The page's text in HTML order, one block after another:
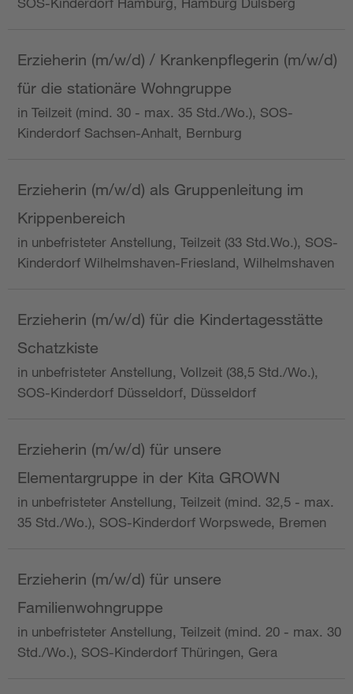
Erzieherin (m/w/d) / Krankenpflegerin (m/w/d)
für die stationäre Wohngruppe
in Teilzeit (mind. 30 - max. 35 Std./Wo.), SOS-
Kinderdorf Sachsen-Anhalt, Bernburg
Erzieherin (m/w/d) als Gruppenleitung im
Krippenbereich
in unbefristeter Anstellung, Teilzeit (33 Std.Wo.), SOS-
Kinderdorf Wilhelmshaven-Friesland, Wilhelmshaven
Erzieherin (m/w/d) für die Kindertagesstätte
Schatzkiste
in unbefristeter Anstellung, Vollzeit (38,5 Std./Wo.),
SOS-Kinderdorf Düsseldorf, Düsseldorf
Erzieherin (m/w/d) für unsere
Elementargruppe in der Kita GROWN
in unbefristeter Anstellung, Teilzeit (mind. 32,5 - max.
35 Std./Wo.), SOS-Kinderdorf Worpswede, Bremen
Erzieherin (m/w/d) für unsere
Familienwohngruppe
in unbefristeter Anstellung, Teilzeit (mind. 20 - max. 30
Std./Wo.), SOS-Kinderdorf Thüringen, Gera